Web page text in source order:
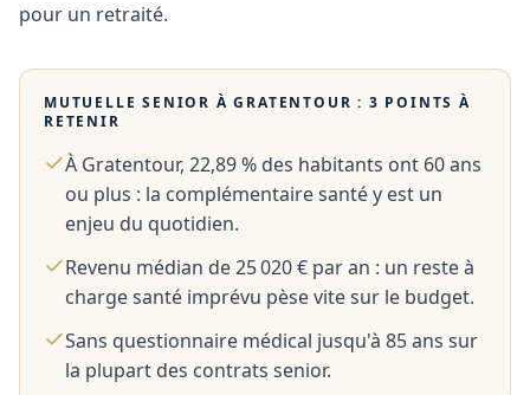
pour un retraité.
MUTUELLE SENIOR ÀGRATENTOUR : 3 POINTS À
RETENIR
À Gratentour, 22,89 % des habitants ont 60 ans
ou plus : la complémentaire santé y est un
enjeu du quotidien.
Revenu médian de 25 020 € par an : un reste à
charge santé imprévu pèse vite sur le budget.
Sans questionnaire médical jusqu'à 85 ans sur
la plupart des contrats senior.